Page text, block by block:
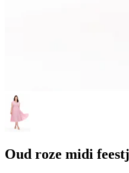
Oud roze midi